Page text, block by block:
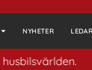
NYHETER